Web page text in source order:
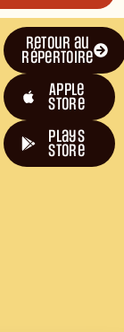
Retour au
répertoire
Apple
Store
plays
store